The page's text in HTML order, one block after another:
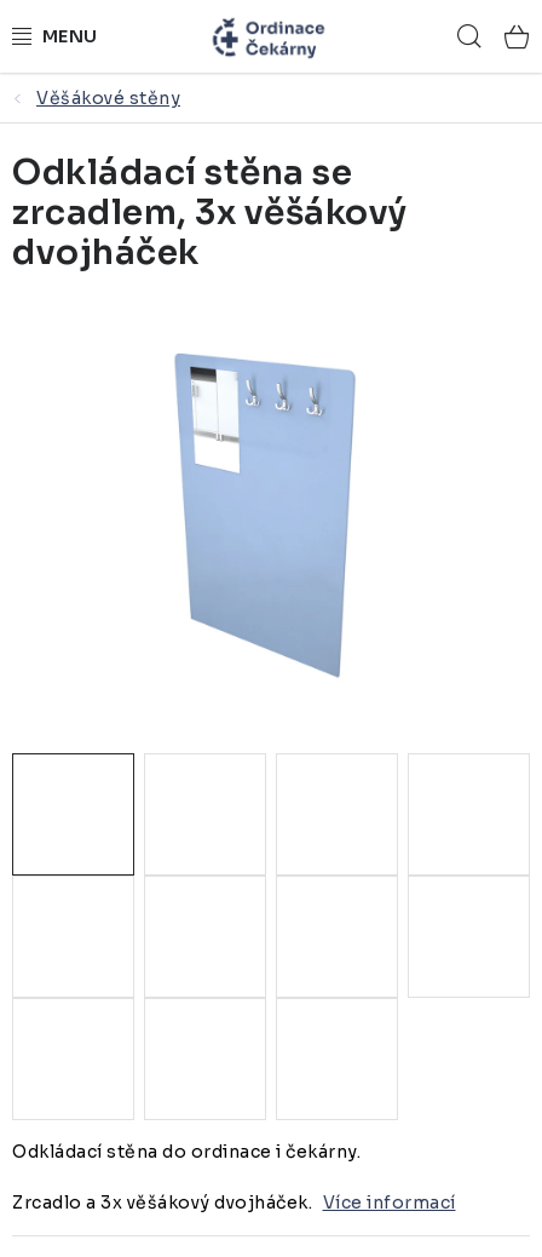
na
ORDINACE NA MÍRU
ZDRAVOTNICKÝ NÁBYTEK
LÉKAŘSKÉ VYBAVENÍ
NÁSTROJOVÉ STOLKY
ZUBAŘSKÝ NÁBYTEK
ZDRAVOTNICKÁ LEHÁTKA
Věšákové stěny
Odkládací stěna do ordinace i čekárny.
Zrcadlo a 3x věšákový dvojháček. Více informací
Odkládací stěna se
zrcadlem, 3x věšákový
dvojháček